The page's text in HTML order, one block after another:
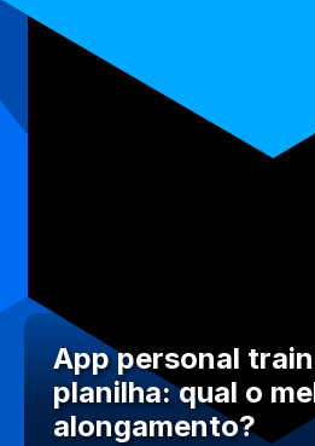
App personal
planilha: qual o
alongamento?